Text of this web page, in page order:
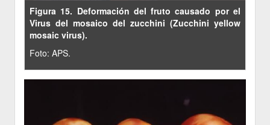
Figura 15. Deformación del fruto causado por el
Virus del mosaico del zucchini (Zucchini yellow
mosaic virus).
Foto: APS.